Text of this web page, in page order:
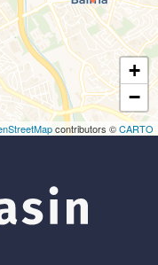
+
−
contributors ©CARTO